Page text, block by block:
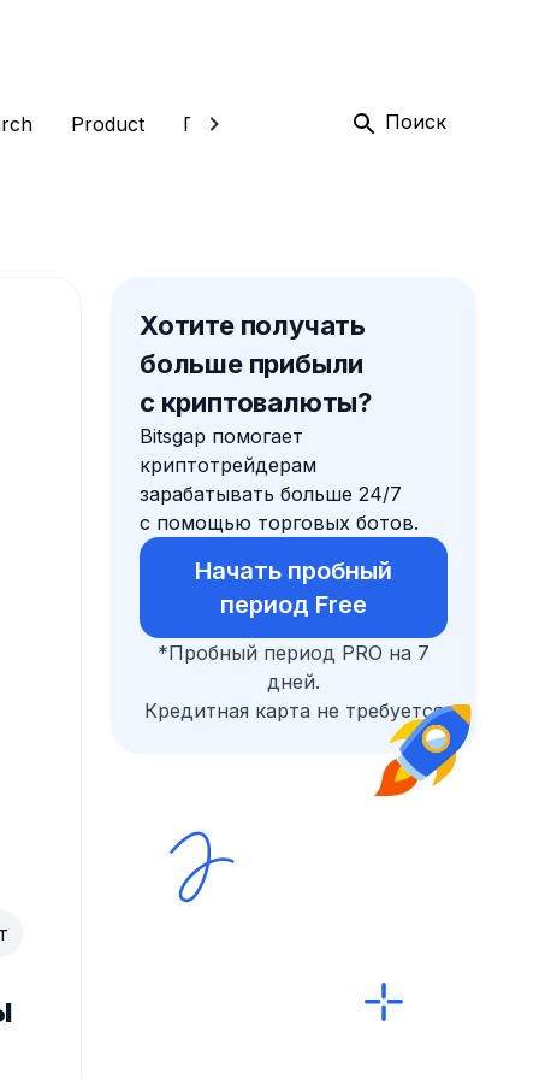
Product Глоссарий ТрейдингПоиск
Хотите получать
больше прибыли
с криптовалюты?
Bitsgap помогает
криптотрейдерам
зарабатывать больше 24/7
с помощью торговых ботов.
Начать пробный
период Free
*Пробный период PRO на 7
дней.
Кредитная карта не требуется